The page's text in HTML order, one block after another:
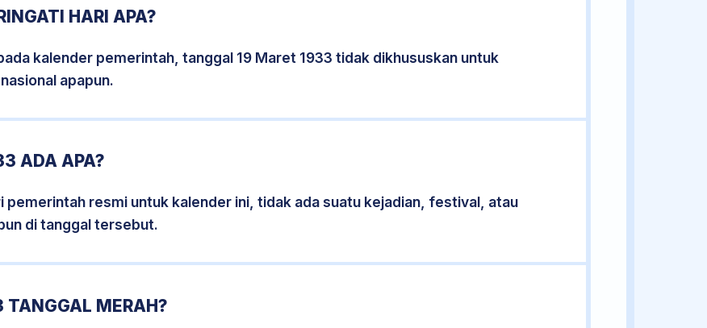
HARI APA?
kalender pemerintah, tanggal 19 Maret 1933 tidak dikhususkan untuk
apapun.
ADA APA?
pemerintah resmi untuk kalender ini, tidak ada suatu kejadian, festival, atau
di tanggal tersebut.
MERAH?